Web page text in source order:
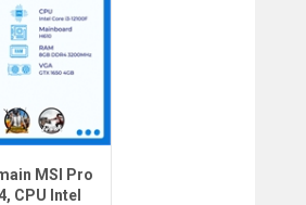
MSI Pro
CPU Intel